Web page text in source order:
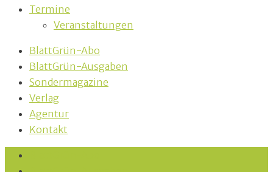
Termine
Veranstaltungen
BlattGrün-Abo
BlattGrün-Ausgaben
Sondermagazine
Verlag
Agentur
Kontakt